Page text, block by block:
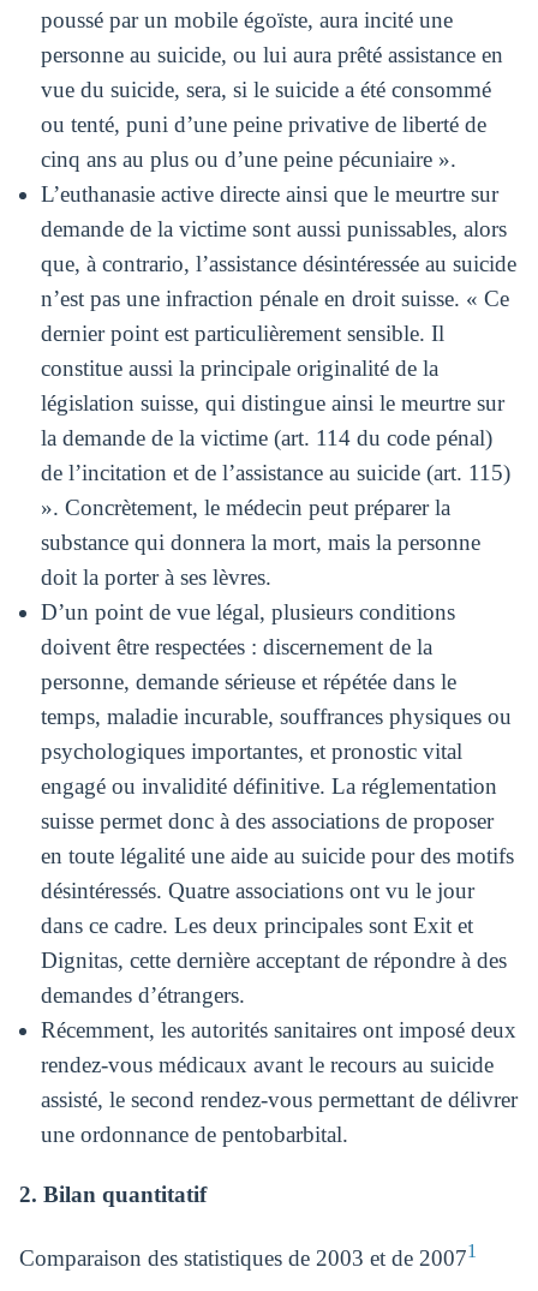
poussé par un mobile égoïste, aura incité une
personne au suicide, ou lui aura prêté assistance en
vue du suicide, sera, si le suicide a été consommé
ou tenté, puni d’une peine privative de liberté de
cinq ans au plus ou d’une peine pécuniaire ».
L’euthanasie active directe ainsi que le meurtre sur
demande de la victime sont aussi punissables, alors
que, à contrario, l’assistance désintéressée au suicide
n’est pas une infraction pénale en droit suisse. « Ce
dernier point est particulièrement sensible. Il
constitue aussi la principale originalité de la
législation suisse, qui distingue ainsi le meurtre sur
la demande de la victime (art. 114 du code pénal)
de l’incitation et de l’assistance au suicide (art. 115)
». Concrètement, le médecin peut préparer la
substance qui donnera la mort, mais la personne
doit la porter à ses lèvres.
D’un point de vue légal, plusieurs conditions
doivent être respectées : discernement de la
personne, demande sérieuse et répétée dans le
temps, maladie incurable, souffrances physiques ou
psychologiques importantes, et pronostic vital
engagé ou invalidité définitive. La réglementation
suisse permet donc à des associations de proposer
en toute légalité une aide au suicide pour des motifs
désintéressés. Quatre associations ont vu le jour
dans ce cadre. Les deux principales sont Exit et
Dignitas, cette dernière acceptant de répondre à des
demandes d’étrangers.
Récemment, les autorités sanitaires ont imposé deux
rendez-vous médicaux avant le recours au suicide
assisté, le second rendez-vous permettant de délivrer
une ordonnance de pentobarbital.
2. Bilan quantitatif
Comparaison des statistiques de 2003 et de 20071